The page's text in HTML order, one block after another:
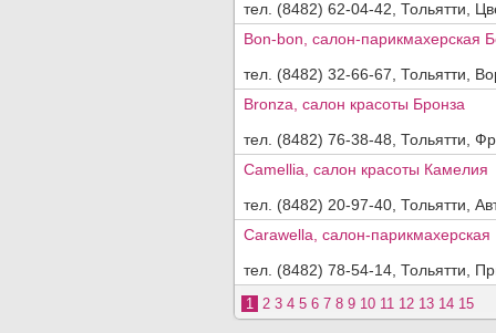
тел. (8482) 62-04-42, Тольятти,
Bon-bon, салон-парикмахерская
тел. (8482) 32-66-67, Тольятти,
Bronza, салон красоты Бронза
тел. (8482) 76-38-48, Тольятти,
Camellia, салон красоты Камелия
тел. (8482) 20-97-40, Тольятти,
Carawella, салон-парикмахерская
тел. (8482) 78-54-14, Тольятти,
1 2 3 4 5 6 7 8 9 10 11 12 13 14 15